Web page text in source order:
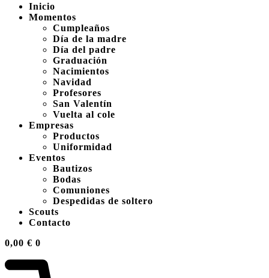
Inicio
Momentos
Cumpleaños
Día de la madre
Día del padre
Graduación
Nacimientos
Navidad
Profesores
San Valentín
Vuelta al cole
Empresas
Productos
Uniformidad
Eventos
Bautizos
Bodas
Comuniones
Despedidas de soltero
Scouts
Contacto
0,00 € 0